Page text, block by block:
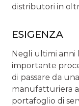
distributori in
ESIGENZA
Negli ultimi anni
importante
di passare da
manufatturiera
portafoglio di